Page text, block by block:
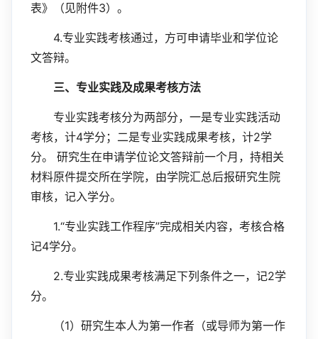
表》（见附件3）。
4.专业实践考核通过，方可申请毕业和学位论
文答辩。
三、专业实践及成果考核方法
专业实践考核分为两部分，一是专业实践活动
考核，计4学分；二是专业实践成果考核，计2学
分。
研究生在申请学位论文答辩前一个月，持相关
材料原件提交所在学院，由学院汇总后报研究生院
审核，记入学分。
1.“专业实践工作程序”完成相关内容，考核合格
记4学分。
2.专业实践成果考核满足下列条件之一，记2学
分。
（1）研究生本人为第一作者（或导师为第一作